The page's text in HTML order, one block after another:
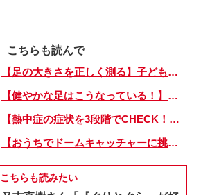
こちらも読んで
【足の大きさを正しく測る】子どもの靴の最適サイズは？ 月に1回は測り直そう！
【健やかな足はこうなっている！】「疲れた！ 抱っこ！」は靴のせい？ 子どもの足を育てる「足育」を今日からさっそく始めましょう！
【熱中症の症状を3段階でCHECK！】症状が軽い順にⅠ～Ⅲ度に分類。この症状が出ていたら、医療機関に連絡を！
【おうちでドームキャッチャーに挑戦だ】アンパンマン わくわくドームキャッチャー
こちらも読みたい